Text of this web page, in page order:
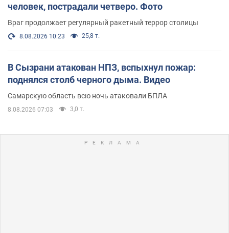
человек, пострадали четверо. Фото
Враг продолжает регулярный ракетный террор столицы
8.08.2026 10:23 25,8 т.
В Сызрани атакован НПЗ, вспыхнул пожар:
поднялся столб черного дыма. Видео
Самарскую область всю ночь атаковали БПЛА
8.08.2026 07:03 3,0 т.